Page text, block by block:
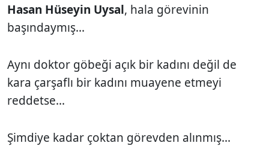
Hasan Hüseyin Uysal, hala görevinin
başındaymış...
Aynı doktor göbeği açık bir kadını değil de
kara çarşaflı bir kadını muayene etmeyi
reddetse...
Şimdiye kadar çoktan görevden alınmış...